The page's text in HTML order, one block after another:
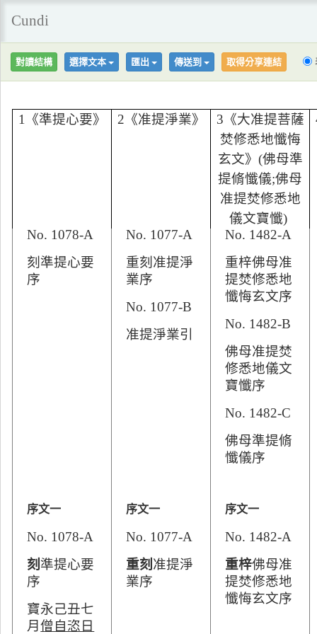
Cundi
對讀結構 選擇文本 匯出 傳送到 取得分享連結
1《準提心要》 2《准提淨業》
3《大准提菩薩
焚修悉地懺悔
玄文》(佛母準
提脩懺儀;佛母
准提焚修悉地
儀文寶懺)
No. 1078-A
刻準提心要
序
No. 1077-A
重刻准提淨
業序
No. 1077-B
准提淨業引
零、收錄於大
藏經之編號
No. 1482-A
重梓佛母准
提焚修悉地
懺悔玄文序
No. 1482-B
佛母准提焚
修悉地儀文
寶懺序
No. 1482-C
佛母準提脩
懺儀序
序文一
No. 1078-A
刻 準提心要
序
寶永己丑七
月僧自恣日
序文一
No. 1077-A
重刻 准提淨
業序
序文一
No. 1482-A
重梓佛母准
提焚修悉地
懺悔玄文序